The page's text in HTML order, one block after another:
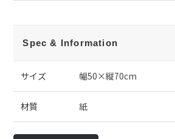
Spec & Information
サイズ 幅50×縦70cm
材質 紙